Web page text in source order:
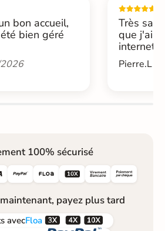
bon accueil,
bien géré
Très
que j'ai
internet....
Pierre.L -
100% sécurisé
  
payez plus tard
avecFloa  